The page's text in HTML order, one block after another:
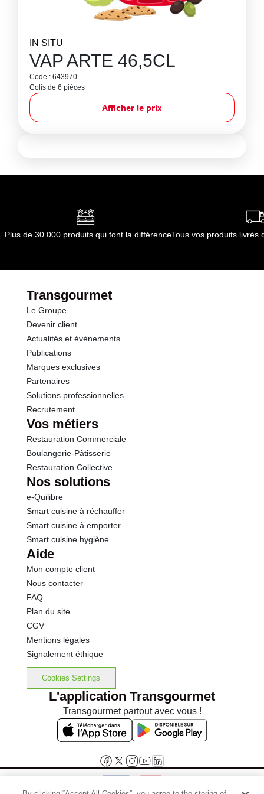
IN SITU
VAP ARTE 46,5CL
Code : 643970
Colis de 6 pièces
Afficher le prix
Plus de 30 000 produits qui font la différenceTous vos produits livrés
Transgourmet
Le Groupe
Devenir client
Actualités et événements
Publications
Marques exclusives
Partenaires
Solutions professionnelles
Recrutement
Vos métiers
Restauration Commerciale
Boulangerie-Pâtisserie
Restauration Collective
Nos solutions
e-Quilibre
Smart cuisine à réchauffer
Smart cuisine à emporter
Smart cuisine hygiène
Aide
Mon compte client
Nous contacter
FAQ
Plan du site
CGV
Mentions légales
Signalement éthique
Cookies Settings
L'application Transgourmet
Transgourmet partout avec vous !